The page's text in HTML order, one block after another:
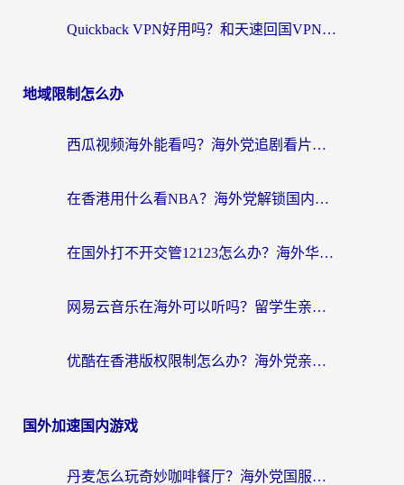
Quickback VPN好用吗？和天速回国VPN对比哪个回国效果更好？海外党必看的真实体验指南
地域限制怎么办
西瓜视频海外能看吗？海外党追剧看片的终极解决方案来了
在香港用什么看NBA？海外党解锁国内体育直播的终极攻略
在国外打不开交管12123怎么办？海外华人必看的回国加速全攻略
网易云音乐在海外可以听吗？留学生亲测有效的回国加速方案
优酷在香港版权限制怎么办？海外党亲测有效的追剧加速方案
国外加速国内游戏
丹麦怎么玩奇妙咖啡餐厅？海外党国服游戏加速全攻略（附灌篮高手元气骑士实测）